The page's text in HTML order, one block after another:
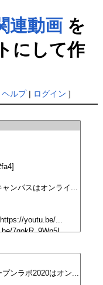
連動画を
にして作
ヘルプ| ログイン ]